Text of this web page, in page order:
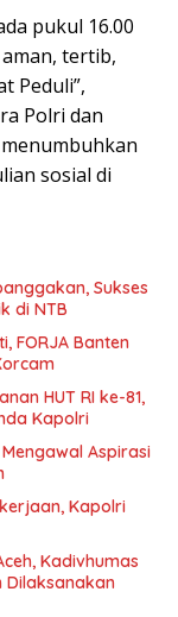
pukul 16.00
tertib,
Peduli”,
Polri dan
sosial di
Sukses
di NTB
FORJA Banten
HUT RI ke-81,
Kapolri
Aspirasi
Kapolri
Kadivhumas
Dilaksanakan